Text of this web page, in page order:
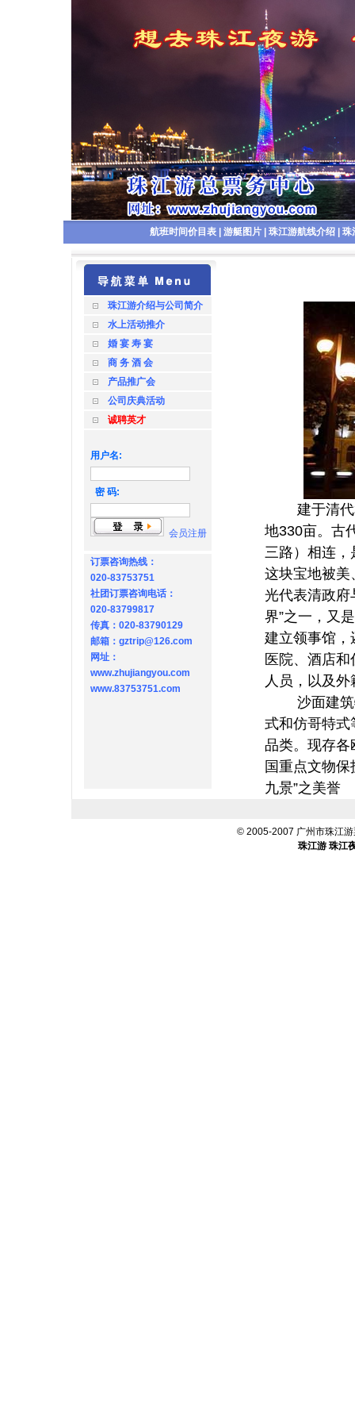
航班时间价目表| 游艇图片| 珠江游航线介绍| 珠
珠江游介绍与公司简介
水上活动推介
婚 宴 寿 宴
商 务 酒 会
产品推广会
公司庆典活动
诚聘英才
用户名:
密 码:
会员注册
订票咨询热线：
020-83753751
社团订票咨询电话：
020-83799817
传真：020-83790129
邮箱：gztrip@126.com
网址：
www.zhujiangyou.com
www.83753751.com
建于清代和
地330亩。古
三路）相连，
这块宝地被美
光代表清政府
界”之一，又
建立领事馆，
医院、酒店
人员，以及
沙面建筑物
式和仿哥特式
品类。现存
国重点文物
九景”之美誉
© 2005-2007 广州市珠江
珠江游 珠江